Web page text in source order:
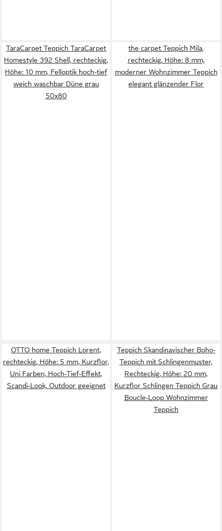
TaraCarpet Teppich TaraCarpet
Homestyle 392 Shell, rechteckig,
Höhe: 10 mm, Felloptik hoch-tief
weich waschbar Düne grau
50x80
the carpet Teppich Mila,
rechteckig, Höhe: 8 mm,
moderner Wohnzimmer Teppich
elegant glänzender Flor
OTTO home Teppich Lorent,
rechteckig, Höhe: 5 mm, Kurzflor,
Uni Farben, Hoch-Tief-Effekt,
Scandi-Look, Outdoor geeignet
Teppich Skandinavischer Boho-
Teppich mit Schlingenmuster,
Rechteckig, Höhe: 20 mm,
Kurzflor Schlingen Teppich Grau
Boucle-Loop Wohnzimmer
Teppich